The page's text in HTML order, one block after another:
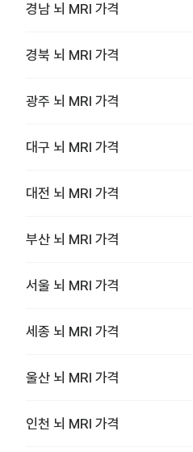
경남 뇌 MRI 가격
경북 뇌 MRI 가격
광주 뇌 MRI 가격
대구 뇌 MRI 가격
대전 뇌 MRI 가격
부산 뇌 MRI 가격
서울 뇌 MRI 가격
세종 뇌 MRI 가격
울산 뇌 MRI 가격
인천 뇌 MRI 가격